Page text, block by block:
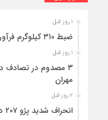
۱ روز قبل
ضبط ۳۱۰ کیلوگرم فرآورده خام دامی غیرقابل مصرف در ایلام
۱ روز قبل
مهران
۲ روز قبل
انحراف شدید پژو ۲۰۷ در جاده بدره/ یک نفر جان باخت